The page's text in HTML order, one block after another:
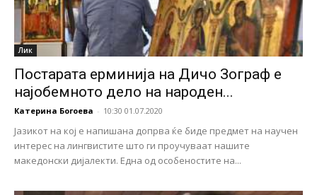
Лик
Постарата ерминија на Дичо Зограф е
најобемното дело на народен...
Катерина Богоева - 10:30 01.07.2020
Јазикот на кој е напишана допрва ќе биде предмет на научен
интерес на лингвистите што ги проучуваат нашите
македонски дијалекти. Една од особеностите на...